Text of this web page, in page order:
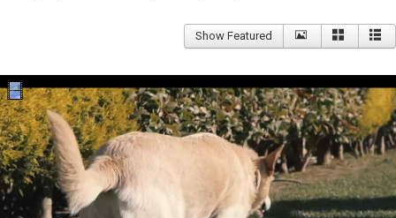
Show Featured